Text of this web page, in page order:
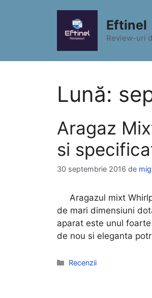
Eftinel
Review-uri
Lună:
Aragaz
si
30 septembrie 2016 de
Aragazul mixt
de mari dimensiuni
aparat este unul
de nou si eleganta
Categorii
Recenzii